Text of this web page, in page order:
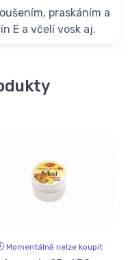
praskáním a
E a včelí vosk aj.
Momentálně nelze koupit